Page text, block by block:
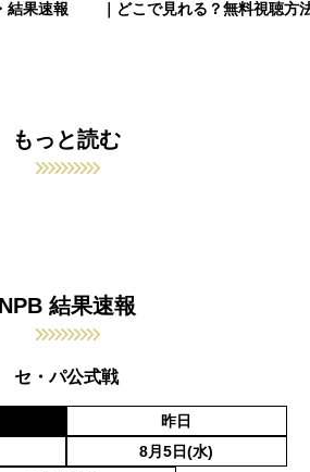
結果速報 ｜どこで見れる？無料視聴方
もっと読む
NPB 結果速報
セ・パ公式戦
昨日
8月5日(水)